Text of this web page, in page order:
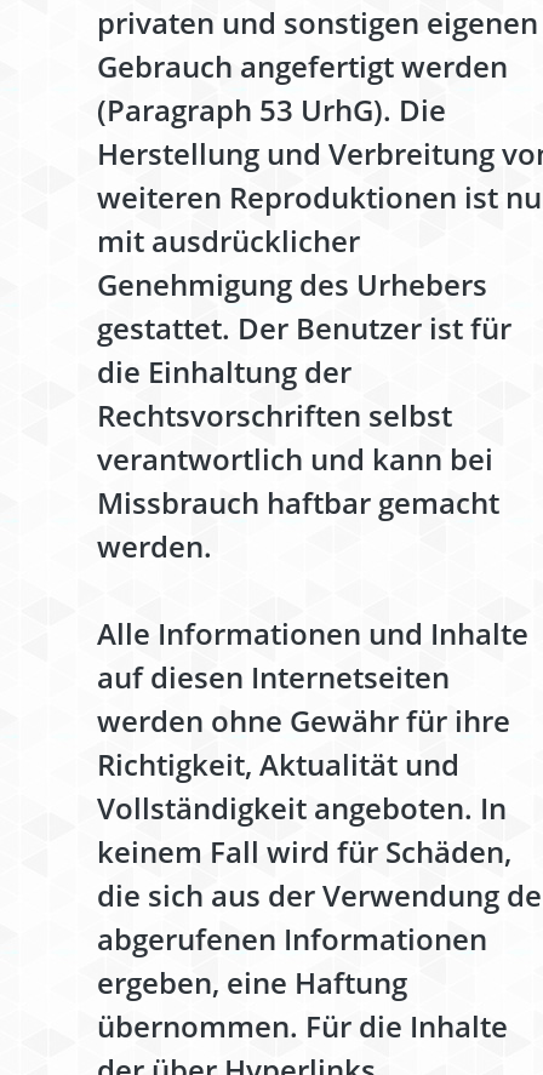
privaten und sonstigen eigenen
Gebrauch angefertigt werden
(Paragraph 53 UrhG). Die
Herstellung und Verbreitung
weiteren Reproduktionen ist
mit ausdrücklicher
Genehmigung des Urhebers
gestattet. Der Benutzer ist für
die Einhaltung der
Rechtsvorschriften selbst
verantwortlich und kann bei
Missbrauch haftbar gemacht
werden.
Alle Informationen und Inhalte
auf diesen Internetseiten
werden ohne Gewähr für ihre
Richtigkeit, Aktualität und
Vollständigkeit angeboten. In
keinem Fall wird für Schäden,
die sich aus der Verwendung
abgerufenen Informationen
ergeben, eine Haftung
übernommen. Für die Inhalte